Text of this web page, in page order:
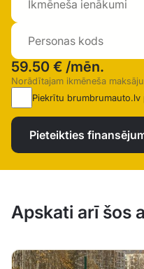
59.50 € /mēn.
Norādītajam ikmēneša
Piekrītu brumbrumauto.lv
Pieteikties
Apskati arī šos